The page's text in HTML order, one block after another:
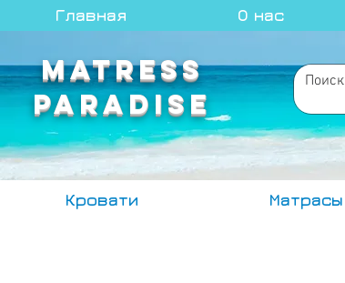
Главная О нас
MATRESS
PARADISE
Кровати Матрасы